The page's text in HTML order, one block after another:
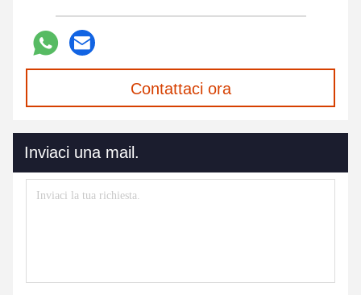
Contattaci ora
Inviaci una mail.